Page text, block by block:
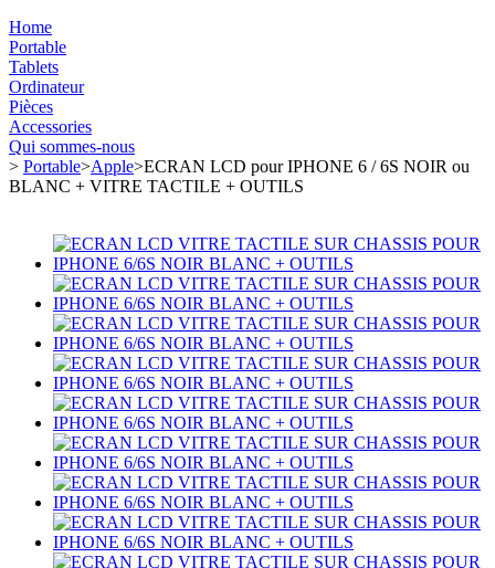
Home
Portable
Tablets
Ordinateur
Pièces
Accessories
Qui sommes-nous
> Portable>Apple>ECRAN LCD pour IPHONE 6 / 6S NOIR ou
BLANC + VITRE TACTILE + OUTILS